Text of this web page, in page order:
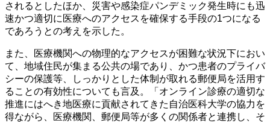
されるとしたほか、災害や感染症パンデミック発生時にも迅
速かつ適切に医療へのアクセスを確保する手段の1つになる
であろうとの考えを示した。
また、医療機関への物理的なアクセスが困難な状況下におい
て、地域住民が集まる公共の場であり、かつ患者のプライバ
シーの保護等、しっかりとした体制が取れる郵便局を活用す
ることの有効性についても言及。「オンライン診療の適切な
推進にはへき地医療に貢献されてきた自治医科大学の協力を
得ながら、医療機関、郵便局等が多くの関係者と連携し、そ